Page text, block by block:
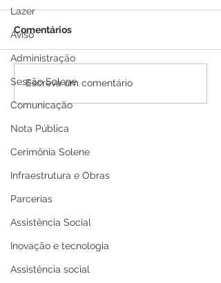
Lazer
Aviso
Administração
Sessão Solene
Comunicação
Nota Pública
Cerimônia Solene
Infraestrutura e Obras
Parcerias
Assistência Social
Inovação e tecnologia
Assistência social
PE N°016/2025 - AVISO
DE ADIAMENTO
Comentários
Escreva um comentário